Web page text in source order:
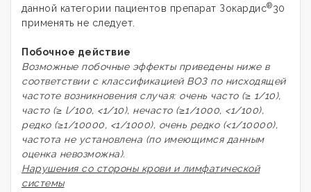
данной категории пациентов препарат Зокардис®30
применять не следует.
Побочное действие
Возможные побочные эффекты приведены ниже в
соответствии с классификацией ВОЗ по нисходящей
частоте возникновения случая: очень часто (≥ 1/10),
часто (≥ l/100, <1/10), нечасто (≥1/1000, <1/100),
редко (≥1/10000, <1/1000), очень редко (<1/10000),
частота не установлена (по имеющимся данным
оценка невозможна).
Нарушения со стороны крови и лимфатической
системы